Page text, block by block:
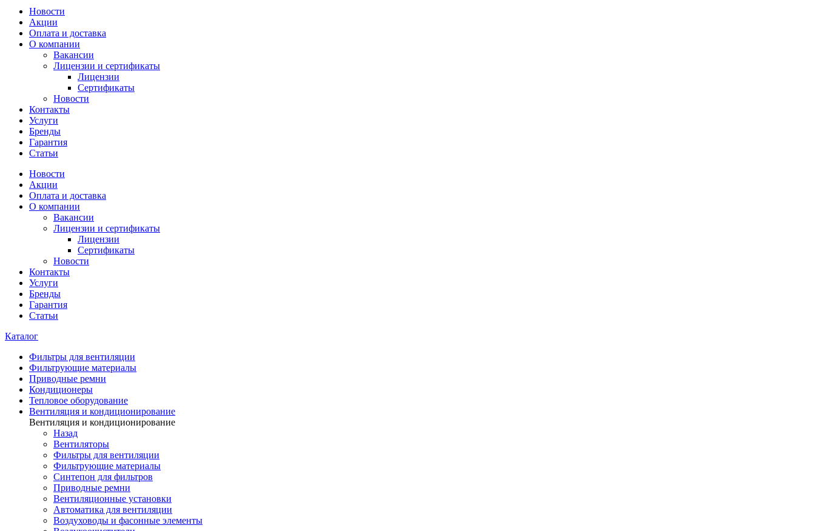
Новости
Акции
Оплата и доставка
О компании
Вакансии
Лицензии и сертификаты
Лицензии
Сертификаты
Новости
Контакты
Услуги
Бренды
Гарантия
Статьи
Новости
Акции
Оплата и доставка
О компании
Вакансии
Лицензии и сертификаты
Лицензии
Сертификаты
Новости
Контакты
Услуги
Бренды
Гарантия
Статьи
Каталог
Фильтры для вентиляции
Фильтрующие материалы
Приводные ремни
Кондиционеры
Тепловое оборудование
Вентиляция и кондиционирование
Вентиляция и кондиционирование
Назад
Вентиляторы
Фильтры для вентиляции
Фильтрующие материалы
Синтепон для фильтров
Приводные ремни
Вентиляционные установки
Автоматика для вентиляции
Воздуховоды и фасонные элементы